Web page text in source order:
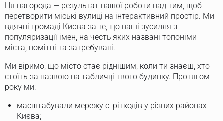
Ця нагорода — результат нашої роботи над тим, щоб
перетворити міські вулиці на інтерактивний простір. Ми
вдячні громаді Києва за те, що наші зусилля з
популяризації імен, на честь яких названі топоніми
міста, помітні та затребувані.
Ми віримо, що місто стає ріднішим, коли ти знаєш, хто
стоїть за назвою на табличці твого будинку. Протягом
року ми:
масштабували мережу стріткодів у різних районах
Києва;